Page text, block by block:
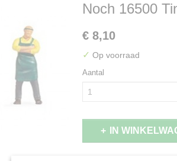
Noch 16500
€ 8,10
✓ Op voorraad
Aantal
IN